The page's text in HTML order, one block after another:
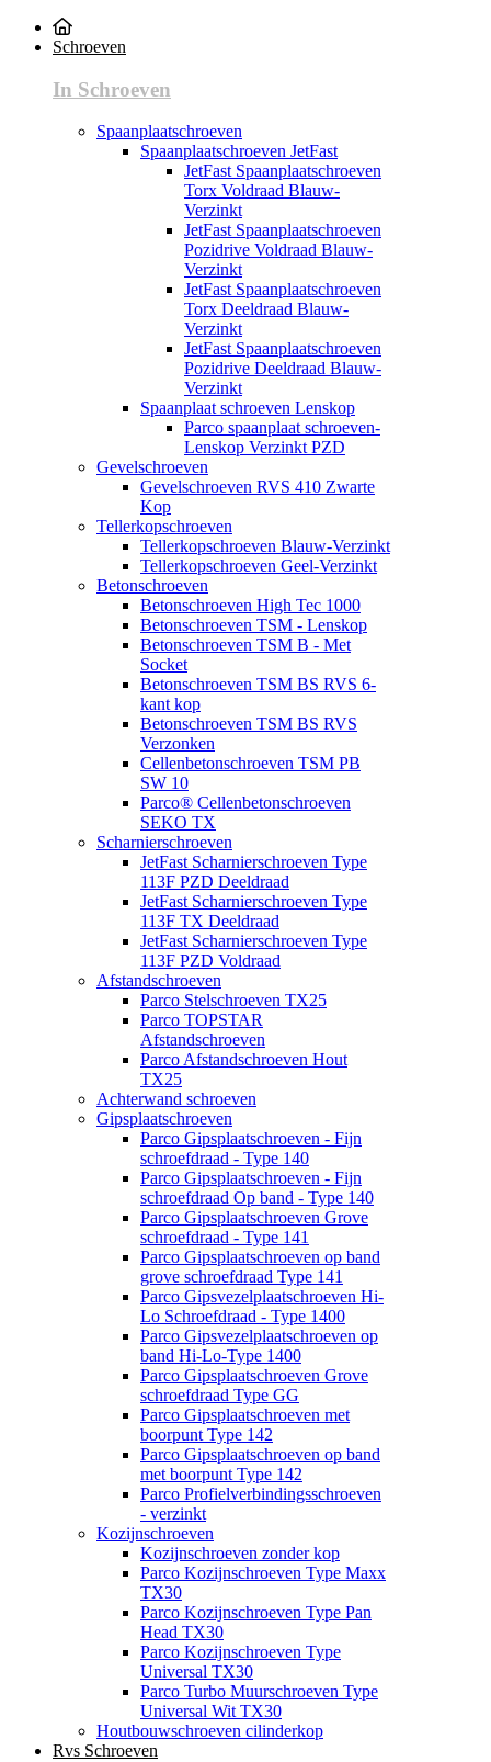
Schroeven
In Schroeven
Spaanplaatschroeven
Spaanplaatschroeven JetFast
JetFast Spaanplaatschroeven
Torx Voldraad Blauw-
Verzinkt
JetFast Spaanplaatschroeven
Pozidrive Voldraad Blauw-
Verzinkt
JetFast Spaanplaatschroeven
Torx Deeldraad Blauw-
Verzinkt
JetFast Spaanplaatschroeven
Pozidrive Deeldraad Blauw-
Verzinkt
Spaanplaat schroeven Lenskop
Parco spaanplaat schroeven-
Lenskop Verzinkt PZD
Gevelschroeven
Gevelschroeven RVS 410 Zwarte
Kop
Tellerkopschroeven
Tellerkopschroeven Blauw-Verzinkt
Tellerkopschroeven Geel-Verzinkt
Betonschroeven
Betonschroeven High Tec 1000
Betonschroeven TSM - Lenskop
Betonschroeven TSM B - Met
Socket
Betonschroeven TSM BS RVS 6-
kant kop
Betonschroeven TSM BS RVS
Verzonken
Cellenbetonschroeven TSM PB
SW 10
Parco® Cellenbetonschroeven
SEKO TX
Scharnierschroeven
JetFast Scharnierschroeven Type
113F PZD Deeldraad
JetFast Scharnierschroeven Type
113F TX Deeldraad
JetFast Scharnierschroeven Type
113F PZD Voldraad
Afstandschroeven
Parco Stelschroeven TX25
Parco TOPSTAR
Afstandschroeven
Parco Afstandschroeven Hout
TX25
Achterwand schroeven
Gipsplaatschroeven
Parco Gipsplaatschroeven - Fijn
schroefdraad - Type 140
Parco Gipsplaatschroeven - Fijn
schroefdraad Op band - Type 140
Parco Gipsplaatschroeven Grove
schroefdraad - Type 141
Parco Gipsplaatschroeven op band
grove schroefdraad Type 141
Parco Gipsvezelplaatschroeven Hi-
Lo Schroefdraad - Type 1400
Parco Gipsvezelplaatschroeven op
band Hi-Lo-Type 1400
Parco Gipsplaatschroeven Grove
schroefdraad Type GG
Parco Gipsplaatschroeven met
boorpunt Type 142
Parco Gipsplaatschroeven op band
met boorpunt Type 142
Parco Profielverbindingsschroeven
- verzinkt
Kozijnschroeven
Kozijnschroeven zonder kop
Parco Kozijnschroeven Type Maxx
TX30
Parco Kozijnschroeven Type Pan
Head TX30
Parco Kozijnschroeven Type
Universal TX30
Parco Turbo Muurschroeven Type
Universal Wit TX30
Houtbouwschroeven cilinderkop
Rvs Schroeven